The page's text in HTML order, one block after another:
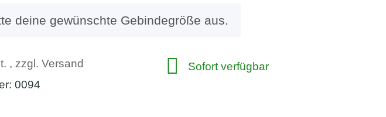
deine gewünschte Gebindegröße aus.
, zzgl. Versand
0094
Sofort verfügbar